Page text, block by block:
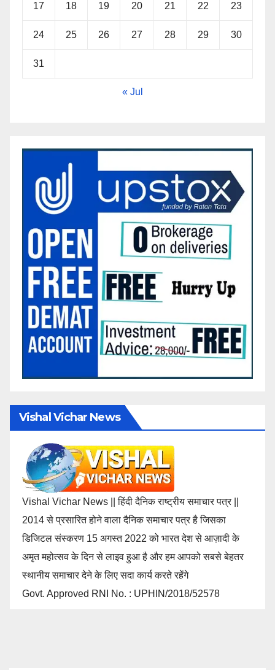
17 18 19 20 21 22 23
24 25 26 27 28 29 30
31
« Jul
Vishal Vichar News
Vishal Vichar News || हिंदी दैनिक राष्ट्रीय समाचार पत्र ||
2014 से प्रसारित होने वाला दैनिक समाचार पत्र है जिसका
डिजिटल संस्करण 15 अगस्त 2022 को भारत देश से आज़ादी के
अमृत महोत्सव के दिन से लाइव हुआ है और हम आपको सबसे बेहतर
स्थानीय समाचार देने के लिए सदा कार्य करते रहेंगे
Govt. Approved RNI No. : UPHIN/2018/52578